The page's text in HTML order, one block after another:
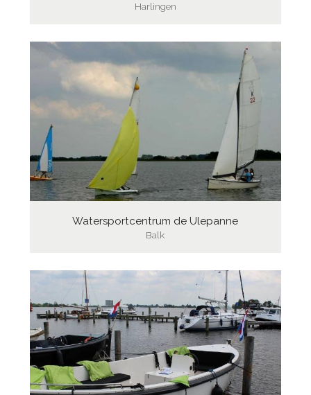
Harlingen
Watersportcentrum de Ulepanne
Balk